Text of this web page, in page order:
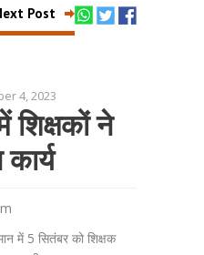
Post
4, 2023
शिक्षकों ने
में 5 सितंबर को शिक्षक